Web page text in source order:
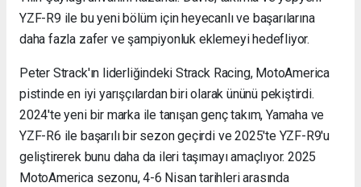
YZF-R9 ile bu yeni bölüm için heyecanlı ve başarılarına
daha fazla zafer ve şampiyonluk eklemeyi hedefliyor.
Peter Strack'ın liderliğindeki Strack Racing, MotoAmerica
pistinde en iyi yarışçılardan biri olarak ününü pekiştirdi.
2024'te yeni bir marka ile tanışan genç takım, Yamaha ve
YZF-R6 ile başarılı bir sezon geçirdi ve 2025'te YZF-R9'u
geliştirerek bunu daha da ileri taşımayı amaçlıyor. 2025
MotoAmerica sezonu, 4-6 Nisan tarihleri arasında